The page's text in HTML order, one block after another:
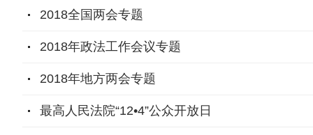
2018全国两会专题
2018年政法工作会议专题
2018年地方两会专题
最高人民法院“12•4”公众开放日